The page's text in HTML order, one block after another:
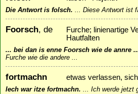
Die Antwort is folsch. ... Diese Antwort ist
Foorsch, de
Furche; linienartige
Hautfalten
... bei dan is enne Foorsch wie de annre
Furche wie die andere ...
fortmachn etwas verlassen,
Iech war itze fortmachn. ... Ich werde jetzt